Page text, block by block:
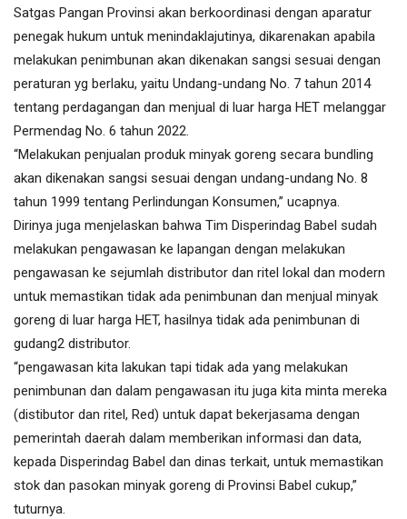
Satgas Pangan Provinsi akan berkoordinasi dengan aparatur
penegak hukum untuk menindaklajutinya, dikarenakan apabila
melakukan penimbunan akan dikenakan sangsi sesuai dengan
peraturan yg berlaku, yaitu Undang-undang No. 7 tahun 2014
tentang perdagangan dan menjual di luar harga HET melanggar
Permendag No. 6 tahun 2022.
“Melakukan penjualan produk minyak goreng secara bundling
akan dikenakan sangsi sesuai dengan undang-undang No. 8
tahun 1999 tentang Perlindungan Konsumen,” ucapnya.
Dirinya juga menjelaskan bahwa Tim Disperindag Babel sudah
melakukan pengawasan ke lapangan dengan melakukan
pengawasan ke sejumlah distributor dan ritel lokal dan modern
untuk memastikan tidak ada penimbunan dan menjual minyak
goreng di luar harga HET, hasilnya tidak ada penimbunan di
gudang2 distributor.
“pengawasan kita lakukan tapi tidak ada yang melakukan
penimbunan dan dalam pengawasan itu juga kita minta mereka
(distibutor dan ritel, Red) untuk dapat bekerjasama dengan
pemerintah daerah dalam memberikan informasi dan data,
kepada Disperindag Babel dan dinas terkait, untuk memastikan
stok dan pasokan minyak goreng di Provinsi Babel cukup,”
tuturnya.